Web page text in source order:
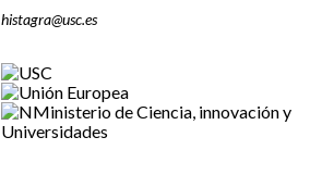
histagra@usc.es